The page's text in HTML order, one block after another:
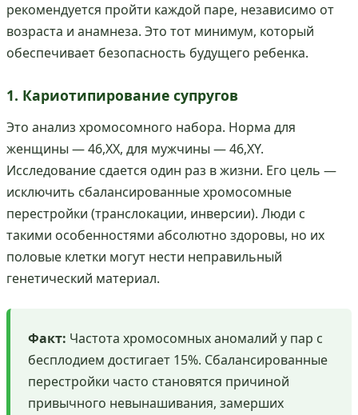
рекомендуется пройти каждой паре, независимо от
возраста и анамнеза. Это тот минимум, который
обеспечивает безопасность будущего ребенка.
1. Кариотипирование супругов
Это анализ хромосомного набора. Норма для
женщины — 46,XX, для мужчины — 46,XY.
Исследование сдается один раз в жизни. Его цель —
исключить сбалансированные хромосомные
перестройки (транслокации, инверсии). Люди с
такими особенностями абсолютно здоровы, но их
половые клетки могут нести неправильный
генетический материал.
Факт: Частота хромосомных аномалий у пар с
бесплодием достигает 15%. Сбалансированные
перестройки часто становятся причиной
привычного невынашивания, замерших